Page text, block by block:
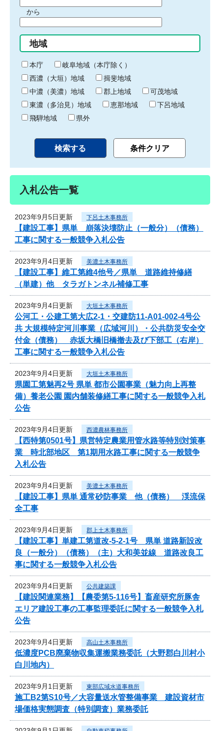
間
始
り
から
間
終
わ
り
地域
本庁
岐阜地域（本庁除く）
西濃（大垣）地域
揖斐地域
中濃（美濃）地域
郡上地域
可茂地域
東濃（多治見）地域
恵那地域
下呂地域
飛騨地域
県外
入札公告一覧
2023年9月5日更新 下呂土木事務所
【建設工事】県単 崩落決壊防止（一般分）（債務）
工事に関する一般競争入札公告
2023年9月4日更新 美濃土木事務所
【建設工事】維工第維4他号／県単 道路維持修繕
（単建）他 タラガトンネル補修工事
2023年9月4日更新 大垣土木事務所
公河工・公建工第大広2-1・交建防11-A01-002-4号公
共 大規模特定河川事業（広域河川）・公共防災安全交
付金（債務） 赤坂大橋旧橋撤去及び下部工（右岸）
工事に関する一般競争入札公告
2023年9月4日更新 大垣土木事務所
県園工第魅再2号 県単 都市公園事業（魅力向上再整
備）養老公園 園内舗装修繕工事に関する一般競争入札
公告
2023年9月4日更新 西濃農林事務所
【西特第0501号】県営特定農業用管水路等特別対策事
業 時北部地区 第1期用水路工事に関する一般競争
入札公告
2023年9月4日更新 美濃土木事務所
【建設工事】県単 通常砂防事業 他（債務） 渓流保
全工事
2023年9月4日更新 郡上土木事務所
【建設工事】単建工第道改-5-2-1号 県単 道路新設改
良（一般分）（債務）（主）大和美並線 道路改良工
事に関する一般競争入札公告
2023年9月4日更新 公共建築課
【建設関連業務】【農委第5-116号】畜産研究所豚舎
エリア建設工事の工事監理委託に関する一般競争入札
公告
2023年9月4日更新 高山土木事務所
低濃度PCB廃棄物収集運搬業務委託（大野郡白川村小
白川地内）
2023年9月1日更新 東部広域水道事務所
施工B2第S10号／大容量送水管整備事業 建設資材市
場価格実態調査（特別調査）業務委託